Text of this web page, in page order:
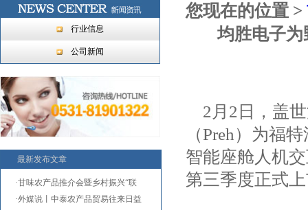
行业信息
公司新闻
最新发布文章
·甘味农产品推介会暨乡村振兴“联
·外媒说丨中泰农产品贸易往来日益
您现在的位置 >
均胜电子
2月2日，盖世
（Preh）为福
智能座舱人机
第三季度正式